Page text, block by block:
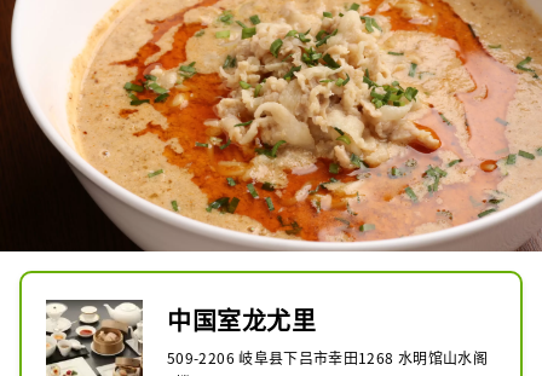
浴池。
中国室龙尤里
509-2206 岐阜县下吕市幸田1268 水明馆山水阁